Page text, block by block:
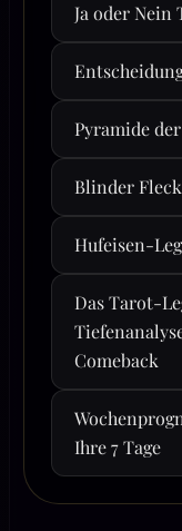
Ja oder Nein
Pyramide
Blinder
Hufeisen-
Das Tarot-
Comeback
Ihre 7 Tage